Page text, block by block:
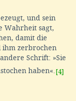
und sein
Wahrheit sagt,
damit die
ihm zerbrochen
Schrift: »Sie
haben«. [4]